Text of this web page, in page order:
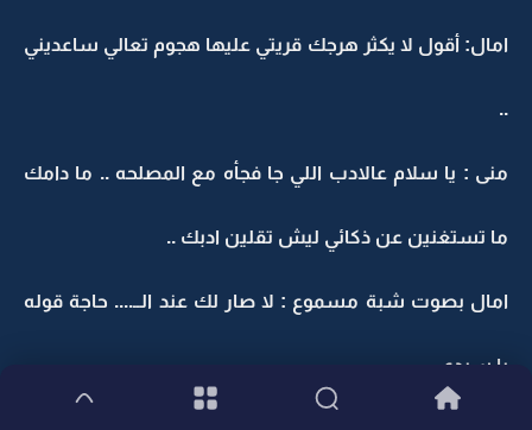
امال: أقول لا يكثر هرجك قريتي عليها هجوم تعالي ساعديني
..
منى : يا سلام عالادب اللي جا فجأه مع المصلحه .. ما دامك
ما تستغنين عن ذكائي ليش تقلين ادبك ..
امال بصوت شبة مسموع : لا صار لك عند الــ.... حاجة قوله
يا سيدي ..